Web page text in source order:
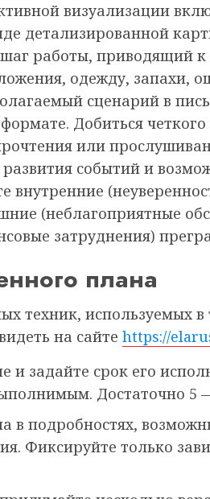
визуализации
детализированной
работы, приводящий
одежду, запахи,
сценарий в
Добиться
или
событий и
(неблагоприятные
затруднения)
плана
техник, используемых в
на сайте https://
и задайте срок его
Достаточно 5
в подробностях,
Фиксируйте только